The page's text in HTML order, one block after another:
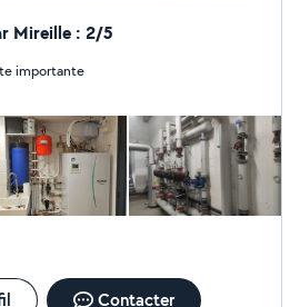
Mireille : 2/5
importante
Contacter